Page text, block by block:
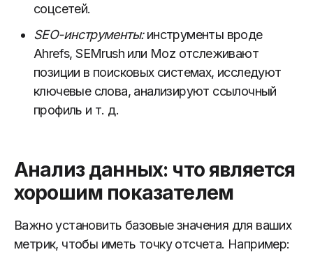
соцсетей.
SEO-инструменты:инструменты вроде
Ahrefs, SEMrush или Moz отслеживают
позиции в поисковых системах, исследуют
ключевые слова, анализируют ссылочный
профиль и т. д.
Анализ данных: что является
хорошим показателем
Важно установить базовые значения для ваших
метрик, чтобы иметь точку отсчета. Например: